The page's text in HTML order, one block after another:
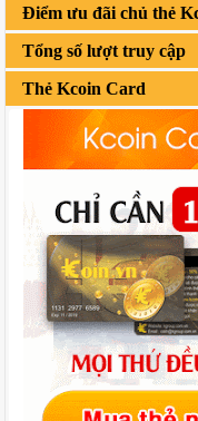
Điểm ưu đãi chủ thẻ
Tổng số lượt truy cập
Thẻ Kcoin Card